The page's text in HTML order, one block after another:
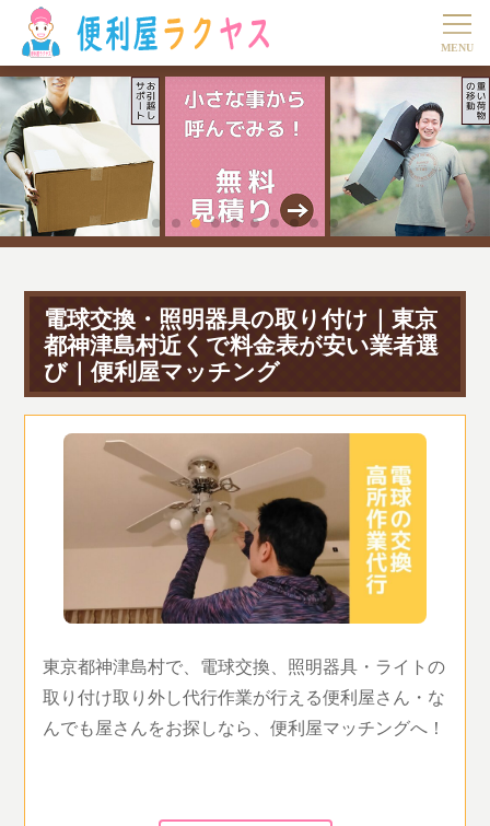
電球交換・照明器具の取り付け｜東京
都神津島村近くで料金表が安い業者選
び｜便利屋マッチング
東京都神津島村で、電球交換、照明器具・ライトの
取り付け取り外し代行作業が行える便利屋さん・な
んでも屋さんをお探しなら、便利屋マッチングへ！